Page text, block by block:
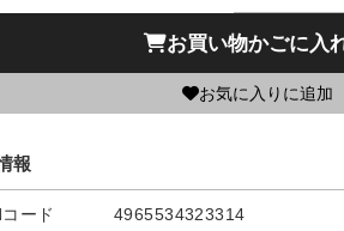
お買い物かごに入
お気に入りに追加
報
ード 4965534323314